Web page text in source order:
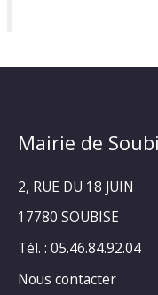
Mairie de
2, RUE DU 18 JUIN
17780 SOUBISE
Tél. : 05.46.84.92.04
Nous contacter